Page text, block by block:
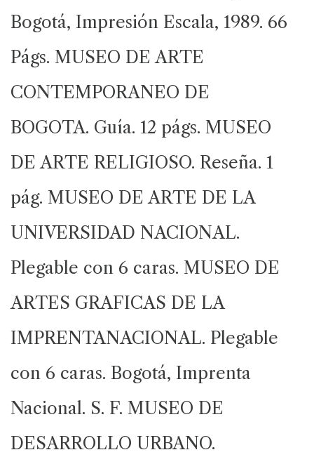
Bogotá, Impresión Escala, 1989. 66
Págs. MUSEO DE ARTE
CONTEMPORANEO DE
BOGOTA. Guía. 12 págs. MUSEO
DE ARTE RELIGIOSO. Reseña. 1
pág. MUSEO DE ARTE DE LA
UNIVERSIDAD NACIONAL.
Plegable con 6 caras. MUSEO DE
ARTES GRAFICAS DE LA
IMPRENTANACIONAL. Plegable
con 6 caras. Bogotá, Imprenta
Nacional. S. F. MUSEO DE
DESARROLLO URBANO.